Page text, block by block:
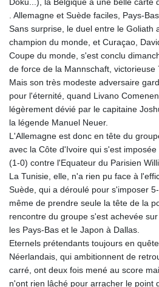
. Allemagne et Suède faciles, Pays-
Sans surprise, le duel entre le Goliath
champion du monde, et Curaçao,
Coupe du monde, s'est conclu
de force de la Mannschaft, victorieuse
Mais son très modeste adversaire
pour l'éternité, quand Livano
légèrement dévié par le capitaine
la légende Manuel Neuer.
L'Allemagne est donc en tête du
avec la Côte d'Ivoire qui s'est
(1-0) contre l'Equateur du Parisien
La Tunisie, elle, n'a rien pu face à
Suède, qui a déroulé pour s'imposer
même de prendre seule la tête de la
rencontre du groupe s'est achevée
les Pays-Bas et le Japon à Dallas.
Eternels prétendants toujours en
Néerlandais, qui ambitionnent de
carré, ont deux fois mené au score
n'ont rien lâché pour arracher le point